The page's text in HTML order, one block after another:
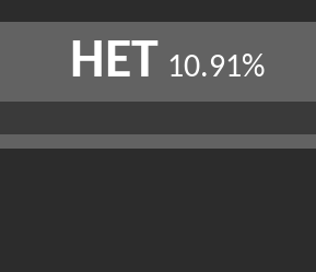
НЕТ 10.91%